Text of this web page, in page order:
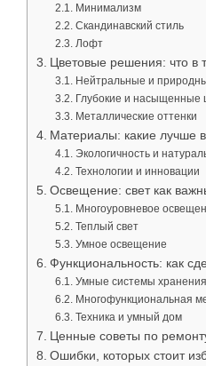
Минимализм
Скандинавский стиль
Лофт
Цветовые решения: что в
Нейтральные и
Глубокие и насыщенные
Металлические оттенки
Материалы: какие лучше
Экологичность и
Технологии и инновации
Освещение: свет как
Многоуровневое
Теплый свет
Умное освещение
Функциональность: как
Умные системы хранения
Многофункциональная
Техника и умный дом
Ценные советы по
Ошибки, которых стоит